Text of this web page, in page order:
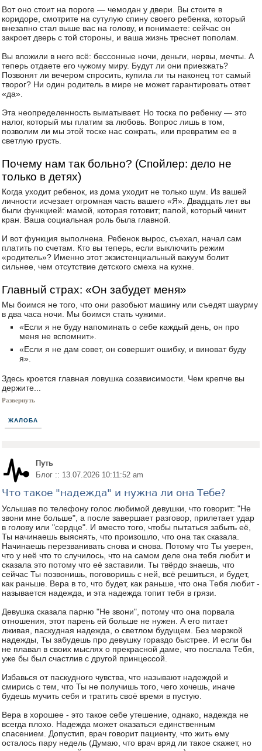
Вот оно стоит на пороге — чемодан у двери. Вы стоите в
коридоре, смотрите на сутулую спину своего ребенка, который
внезапно стал выше вас на голову, и понимаете: сейчас он
закроет дверь с той стороны, и ваша жизнь треснет пополам.
Вы вложили в него всё: бессонные ночи, деньги, нервы, мечты. А
теперь отдаете его чужому миру. Будут ли они приезжать?
Позвонят ли вечером спросить, купила ли ты наконец тот самый
творог? Ни один родитель в мире не может гарантировать ответ
«да».
Эта неопределенность выматывает. Но тоска по ребенку — это
налог, который мы платим за любовь. Вопрос лишь в том,
позволим ли мы этой тоске нас сожрать, или превратим ее в
светлую грусть.
Почему нам так больно? (Спойлер: дело не
только в детях)
Когда уходит ребенок, из дома уходит не только шум. Из вашей
личности исчезает огромная часть вашего «Я». Двадцать лет вы
были функцией: мамой, которая готовит; папой, который чинит
кран. Ваша социальная роль была главной.
И вот функция выполнена. Ребенок вырос, съехал, начал сам
платить по счетам. Кто вы теперь, если выключить режим
«родитель»? Именно этот экзистенциальный вакуум болит
сильнее, чем отсутствие детского смеха на кухне.
Главный страх: «Он забудет меня»
Мы боимся не того, что они разобьют машину или съедят шаурму
в два часа ночи. Мы боимся стать чужими.
«Если я не буду напоминать о себе каждый день, он про
меня не вспомнит».
«Если я не дам совет, он совершит ошибку, и виноват буду
я».
Здесь кроется главная ловушка созависимости. Чем крепче вы
держите...
Развернуть
ЖАЛОБА
Путь
Блог :: 13.07.2026 10:11:52 am
Что такое "надежда" и нужна ли она Тебе?
Услышав по телефону голос любимой девушки, что говорит: "Не
звони мне больше", а после завершает разговор, прилетает удар
в голову или "сердце". И вместо того, чтобы пытаться забыть её,
Ты начинаешь выяснять, что произошло, что она так сказала.
Начинаешь перезванивать снова и снова. Потому что Ты уверен,
что у неё что то случилось, что на самом деле она тебя любит и
сказала это потому что её заставили. Ты твёрдо знаешь, что
сейчас Ты позвонишь, поговоришь с ней, всё решиться, и будет,
как раньше. Вера в то, что будет, как раньше, что она Тебя любит -
называется надежда, и эта надежда топит тебя в грязи.
Девушка сказала парню "Не звони", потому что она порвала
отношения, этот парень ей больше не нужен. А его питает
лживая, паскудная надежда, о светлом будущем. Без мерзкой
надежды, Ты забудешь про девушку гораздо быстрее. И если бы
не плавал в своих мыслях о прекрасной даме, что послала Тебя,
уже бы был счастлив с другой принцессой.
Избавься от паскудного чувства, что называют надеждой и
смирись с тем, что Ты не получишь того, чего хочешь, иначе
будешь мучить себя и тратить своё время в пустую.
Вера в хорошее - это такое себе утешение, однако, надежда не
всегда плохо. Надежда может оказаться единственным
спасением. Допустип, врач говорит пациенту, что жить ему
осталось пару недель (Думаю, что врач вряд ли такое скажет, но